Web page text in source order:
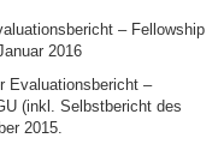
– Fellowship
2016
Evaluationsbericht –
(inkl. Selbstbericht des
2015.